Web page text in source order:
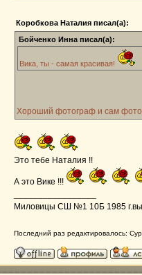
Коробкова Наталия писал(а):
Бойченко Инна писал(а):
Вика, ты - самая красивая!
Хороший фотограф и сам
Это тебе Наталия !!
А это Вике !!!
Миловицы СШ №1 10Б 1985
Последний раз редактировалось: